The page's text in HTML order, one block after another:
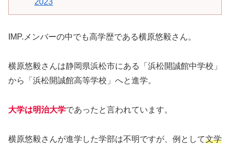
2023
IMP.メンバーの中でも高学歴である横原悠毅さん。
横原悠毅さんは静岡県浜松市にある「浜松開誠館中学校」
から「浜松開誠館高等学校」へと進学。
大学は明治大学であったと言われています。
横原悠毅さんが進学した学部は不明ですが、例として文学